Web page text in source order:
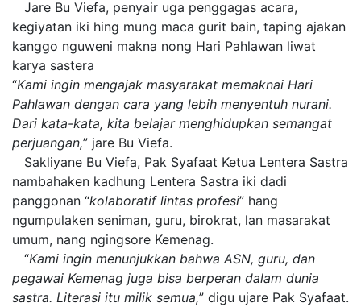
Jare Bu Viefa, penyair uga penggagas acara,
kegiyatan iki hing mung maca gurit bain, taping ajakan
kanggo nguweni makna nong Hari Pahlawan liwat
karya sastera
“Kami ingin mengajak masyarakat memaknai Hari
Pahlawan dengan cara yang lebih menyentuh nurani.
Dari kata-kata, kita belajar menghidupkan semangat
perjuangan,” jare Bu Viefa.
Sakliyane Bu Viefa, Pak Syafaat Ketua Lentera Sastra
nambahaken kadhung Lentera Sastra iki dadi
panggonan “kolaboratif lintas profesi” hang
ngumpulaken seniman, guru, birokrat, lan masarakat
umum, nang ngingsore Kemenag.
“Kami ingin menunjukkan bahwa ASN, guru, dan
pegawai Kemenag juga bisa berperan dalam dunia
sastra. Literasi itu milik semua,” digu ujare Pak Syafaat.